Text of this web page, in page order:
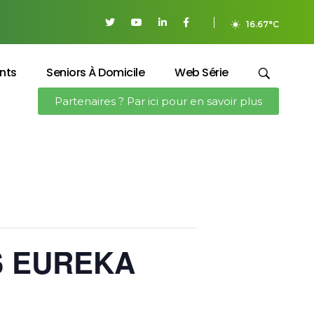
16.67°C
Seniors À Domicile Web Série
Partenaires ? Par ici pour en savoir plus